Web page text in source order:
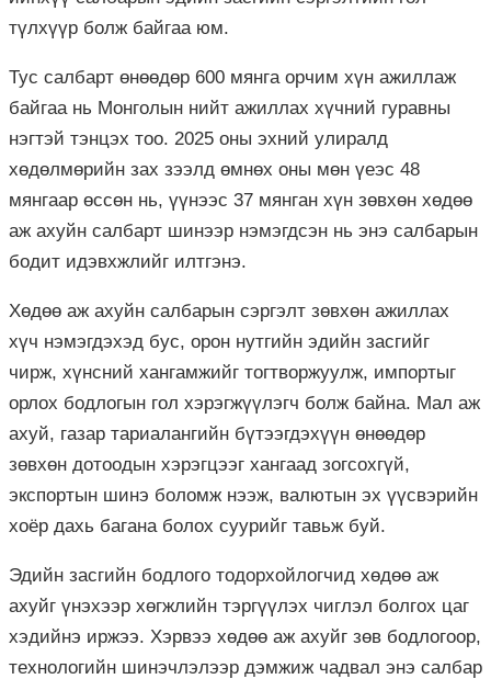
түлхүүр болж байгаа юм.
Тус салбарт өнөөдөр 600 мянга орчим хүн ажиллаж
байгаа нь Монголын нийт ажиллах хүчний гуравны
нэгтэй тэнцэх тоо. 2025 оны эхний улиралд
хөдөлмөрийн зах зээлд өмнөх оны мөн үеэс 48
мянгаар өссөн нь, үүнээс 37 мянган хүн зөвхөн хөдөө
аж ахуйн салбарт шинээр нэмэгдсэн нь энэ салбарын
бодит идэвхжлийг илтгэнэ.
Хөдөө аж ахуйн салбарын сэргэлт зөвхөн ажиллах
хүч нэмэгдэхэд бус, орон нутгийн эдийн засгийг
чирж, хүнсний хангамжийг тогтворжуулж, импортыг
орлох бодлогын гол хэрэгжүүлэгч болж байна. Мал аж
ахуй, газар тариалангийн бүтээгдэхүүн өнөөдөр
зөвхөн дотоодын хэрэгцээг хангаад зогсохгүй,
экспортын шинэ боломж нээж, валютын эх үүсвэрийн
хоёр дахь багана болох суурийг тавьж буй.
Эдийн засгийн бодлого тодорхойлогчид хөдөө аж
ахуйг үнэхээр хөгжлийн тэргүүлэх чиглэл болгох цаг
хэдийнэ иржээ. Хэрвээ хөдөө аж ахуйг зөв бодлогоор,
технологийн шинэчлэлээр дэмжиж чадвал энэ салбар